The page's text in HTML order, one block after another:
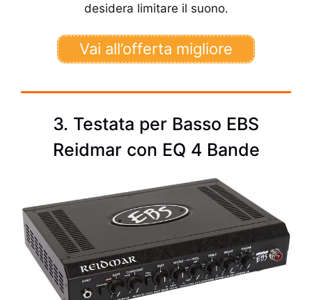
desidera limitare il suono.
Vai all’offerta migliore
3. Testata per Basso EBS
Reidmar con EQ 4 Bande